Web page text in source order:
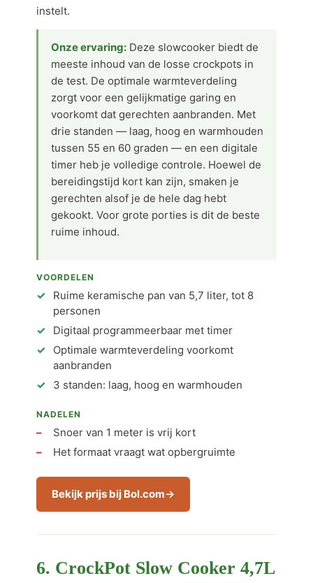
instelt.
Onze ervaring: Deze slowcooker biedt de
meeste inhoud van de losse crockpots in
de test. De optimale warmteverdeling
zorgt voor een gelijkmatige garing en
voorkomt dat gerechten aanbranden. Met
drie standen — laag, hoog en warmhouden
tussen 55 en 60 graden — en een digitale
timer heb je volledige controle. Hoewel de
bereidingstijd kort kan zijn, smaken je
gerechten alsof je de hele dag hebt
gekookt. Voor grote porties is dit de beste
ruime inhoud.
VOORDELEN
Ruime keramische pan van 5,7 liter, tot 8
personen
Digitaal programmeerbaar met timer
Optimale warmteverdeling voorkomt
aanbranden
3 standen: laag, hoog en warmhouden
NADELEN
Snoer van 1 meter is vrij kort
Het formaat vraagt wat opbergruimte
Bekijk prijs bij Bol.com
6. CrockPot Slow Cooker 4,7L